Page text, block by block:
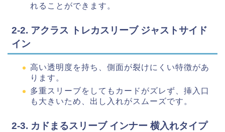
れることができます。
2-2. アクラス トレカスリーブ ジャストサイド
イン
高い透明度を持ち、側面が裂けにくい特徴があ
ります。
多重スリーブをしてもカードがズレず、挿入口
も大きいため、出し入れがスムーズです。
2-3. カドまるスリーブ インナー 横入れタイプ